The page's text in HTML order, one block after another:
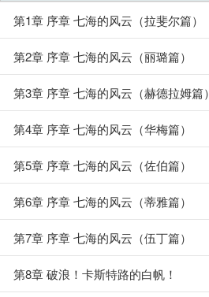
第1章 序章 七海的风云（拉斐尔篇）
第2章 序章 七海的风云（丽璐篇）
第3章 序章 七海的风云（赫德拉姆篇）
第4章 序章 七海的风云（华梅篇）
第5章 序章 七海的风云（佐伯篇）
第6章 序章 七海的风云（蒂雅篇）
第7章 序章 七海的风云（伍丁篇）
第8章 破浪！卡斯特路的白帆！